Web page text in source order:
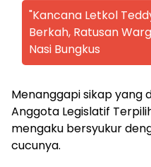
"Kancana Letkol
Berkah, Ratusan
Nasi Bungkus
Menanggapi sikap yang
Anggota Legislatif
mengaku bersyukur
cucunya.